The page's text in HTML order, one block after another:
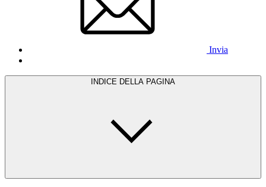
Invia
INDICE DELLA PAGINA